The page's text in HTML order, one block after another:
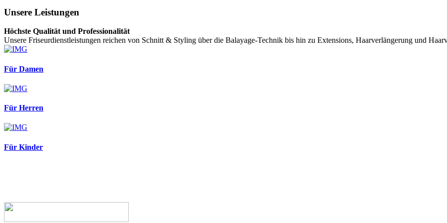
Unsere Leistungen
Höchste Qualität und Professionalität
Unsere Friseurdienstleistungen reichen von Schnitt & Styling über die Balayage-Technik bis hin zu Extensions, Haarverlängerung und
Für Damen
Für Herren
Für Kinder